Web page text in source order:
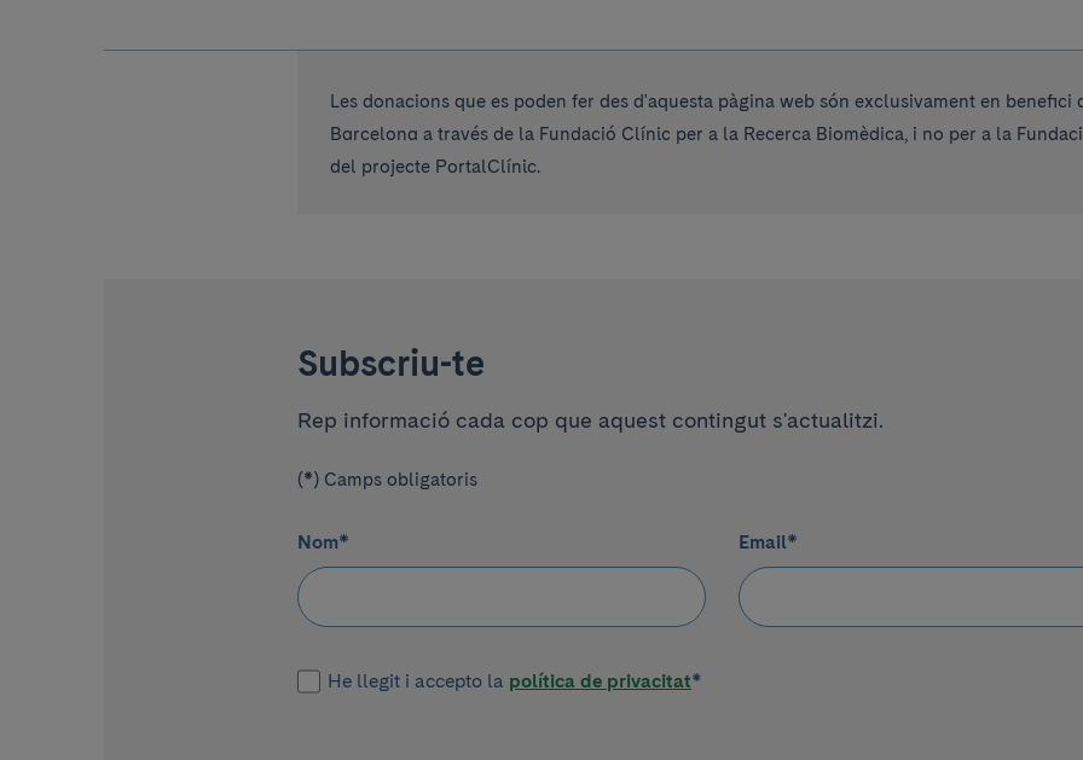
Les donacions que es poden fer des d'aquesta pàgina web són exclusivament en
Barcelona a través de la Fundació Clínic per a la Recerca Biomèdica, i no per a la
del projecte PortalClínic.
Subscriu-te
Rep informació cada cop que aquest contingut s'actualitzi.
(*) Camps obligatoris
Nom* Email*
He llegit i accepto la política de privacitat*